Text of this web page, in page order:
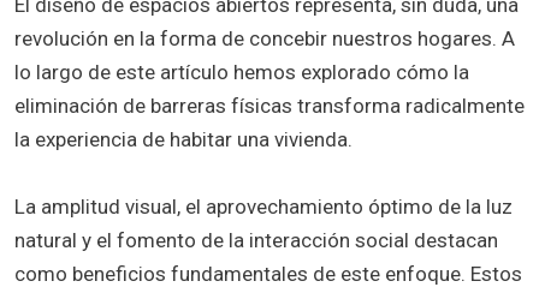
revolución en la forma de concebir nuestros hogares. A
lo largo de este artículo hemos explorado cómo la
eliminación de barreras físicas transforma radicalmente
la experiencia de habitar una vivienda.
La amplitud visual, el aprovechamiento óptimo de la luz
natural y el fomento de la interacción social destacan
como beneficios fundamentales de este enfoque. Estos